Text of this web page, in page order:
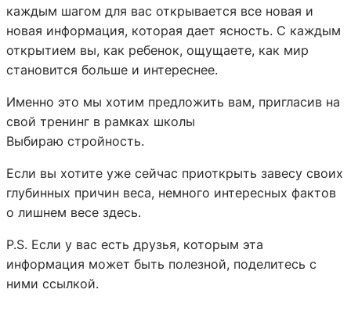
каждым шагом для вас открывается все новая и
новая информация, которая дает ясность. С каждым
открытием вы, как ребенок, ощущаете, как мир
становится больше и интереснее.
Именно это мы хотим предложить вам, пригласив на
свой тренинг в рамках школы
Выбираю стройность.
Если вы хотите уже сейчас приоткрыть завесу своих
глубинных причин веса, немного интересных фактов
о лишнем весе здесь.
P.S. Если у вас есть друзья, которым эта
информация может быть полезной, поделитесь с
ними ссылкой.